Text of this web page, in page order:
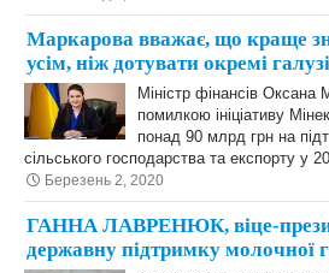
Маркарова вважає, що краще
усім, ніж дотувати окремі галузі
Міністр фінансів
помилкою ініціативу
понад 90 млрд грн на
сільського господарства та експорту у
Березень 2, 2020
ГАННА ЛАВРЕНЮК, віце-
державну підтримку молочної